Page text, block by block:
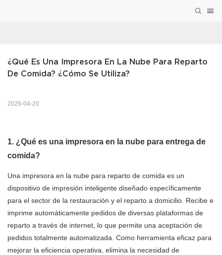
¿Qué Es Una Impresora En La Nube Para Reparto
De Comida? ¿Cómo Se Utiliza?
2026-04-20
1. ¿Qué es una impresora en la nube para entrega de
comida?
Una impresora en la nube para reparto de comida es un
dispositivo de impresión inteligente diseñado específicamente
para el sector de la restauración y el reparto a domicilio. Recibe e
imprime automáticamente pedidos de diversas plataformas de
reparto a través de internet, lo que permite una aceptación de
pedidos totalmente automatizada. Como herramienta eficaz para
mejorar la eficiencia operativa, elimina la necesidad de